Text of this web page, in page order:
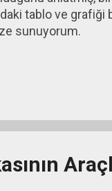
tablo ve grafiği
sunuyorum.
katsayısı: